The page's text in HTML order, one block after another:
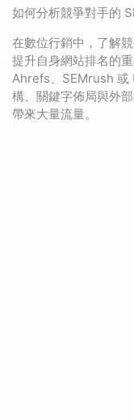
如何分析競爭對手的
在數位行銷中，了解
提升自身網站排名的
Ahrefs、SEMrush 或
構、關鍵字佈局與外
帶來大量流量。